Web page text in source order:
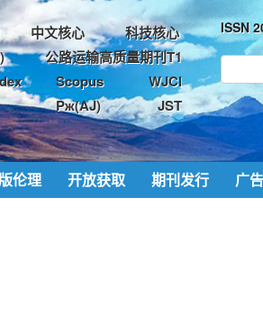
中文核心
科技核心
公路运输高质量期刊T1
Scopus
WJCI
Pж(AJ) JST
ISSN
伦理 开放获取 期刊发行 广